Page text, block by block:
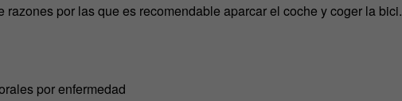
razones por las que es recomendable aparcar el coche y coger la bici.
por enfermedad